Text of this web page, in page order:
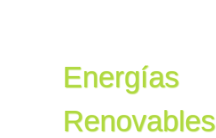
Energías
Renovables